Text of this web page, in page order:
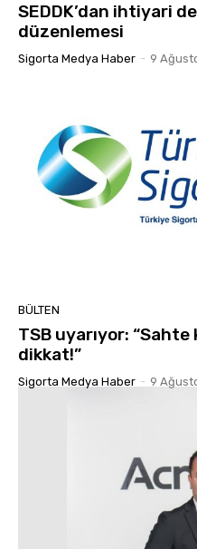
SEDDK’dan ihtiyari
düzenlemesi
Sigorta Medya Haber - 9
BÜLTEN
TSB uyarıyor:
dikkat!”
Sigorta Medya Haber - 9